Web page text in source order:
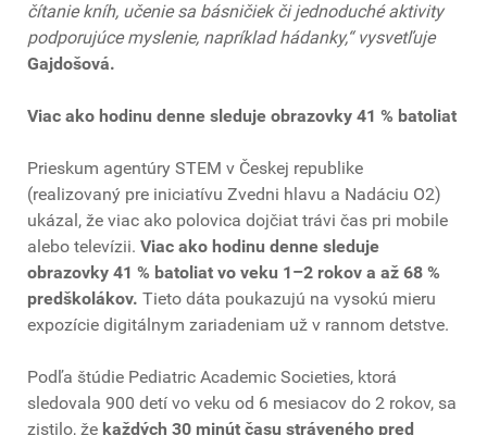
čítanie kníh, učenie sa básničiek či jednoduché aktivity
podporujúce myslenie, napríklad hádanky,“ vysvetľuje
Gajdošová.
Viac ako hodinu denne sleduje obrazovky 41 % batoliat
Prieskum agentúry STEM v Českej republike
(realizovaný pre iniciatívu Zvedni hlavu a Nadáciu O2)
ukázal, že viac ako polovica dojčiat trávi čas pri mobile
alebo televízii. Viac ako hodinu denne sleduje
obrazovky 41 % batoliat vo veku 1–2 rokov a až 68 %
predškolákov. Tieto dáta poukazujú na vysokú mieru
expozície digitálnym zariadeniam už v rannom detstve.
Podľa štúdie Pediatric Academic Societies, ktorá
sledovala 900 detí vo veku od 6 mesiacov do 2 rokov, sa
zistilo, že každých 30 minút času stráveného pred